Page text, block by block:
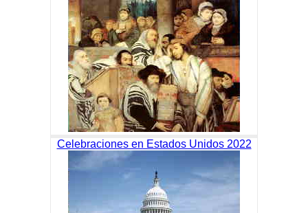
Celebraciones en Estados Unidos 2022